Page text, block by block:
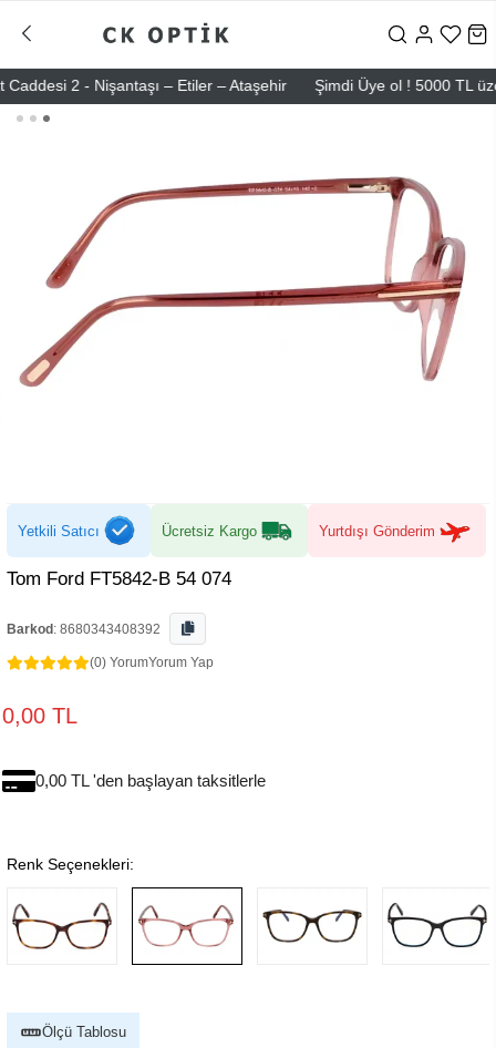
2 - Nişantaşı – Etiler – Ataşehir Şimdi Üye ol ! 5000 TL üzeri
Yetkili Satıcı Ücretsiz Kargo Yurtdışı Gönderim
Tom Ford FT5842-B 54 074
Barkod : 8680343408392
(0) YorumYorum Yap
0,00 TL
0,00 TL 'den başlayan taksitlerle
Renk Seçenekleri:
Ölçü Tablosu